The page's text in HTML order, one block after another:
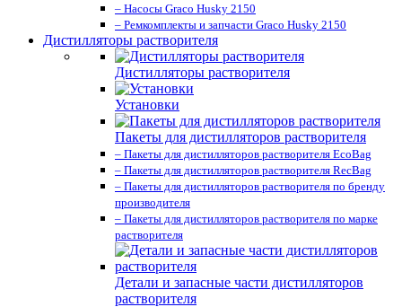
– Насосы Graco Husky 2150
– Ремкомплекты и запчасти Graco Husky 2150
Дистилляторы растворителя
Дистилляторы растворителя
Установки
Пакеты для дистилляторов растворителя
– Пакеты для дистилляторов растворителя EcoBag
– Пакеты для дистилляторов растворителя RecBag
– Пакеты для дистилляторов растворителя по бренду
производителя
– Пакеты для дистилляторов растворителя по марке
растворителя
Детали и запасные части дистилляторов
растворителя